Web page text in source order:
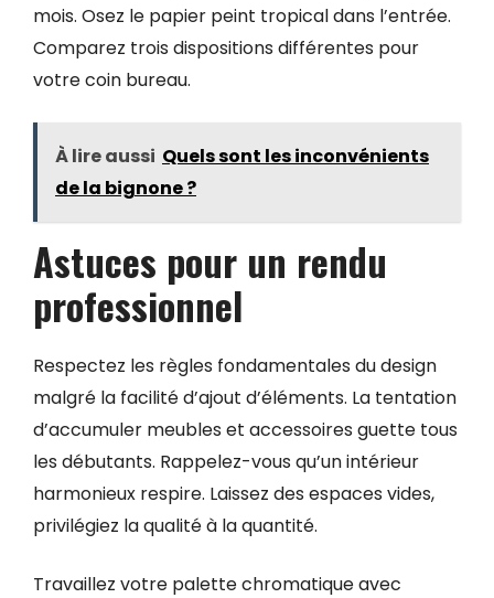
mois. Osez le papier peint tropical dans l’entrée.
Comparez trois dispositions différentes pour
votre coin bureau.
À lire aussi Quels sont les inconvénients
de la bignone ?
Astuces pour un rendu
professionnel
Respectez les règles fondamentales du design
malgré la facilité d’ajout d’éléments. La tentation
d’accumuler meubles et accessoires guette tous
les débutants. Rappelez-vous qu’un intérieur
harmonieux respire. Laissez des espaces vides,
privilégiez la qualité à la quantité.
Travaillez votre palette chromatique avec